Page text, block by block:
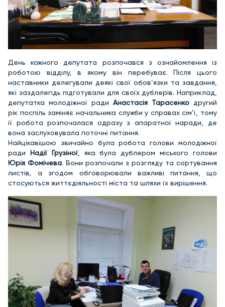
День кожного депутата розпочався з ознайомлення із
роботою відділу, в якому він перебуває. Після цього
наставники делегували деякі свої обов’язки та завдання,
які заздалегідь підготували для своїх дублерів. Наприклад,
депутатка молодіжної ради Анастасія Тарасенко другий
рік поспіль заміняє начальника служби у справах сім’ї, тому
її робота розпочалася одразу з апаратної наради, де
вона заслуховувала поточні питання.
Найцікавішою звичайно була робота голови молодіжної
ради Надії Грузіної, яка була дублером міського голови
Юрія Фомічева. Вони розпочали з розгляду та сортування
листів, а згодом обговорювали важливі питання, що
стосуються життєдіяльності міста та шляхи їх вирішення.